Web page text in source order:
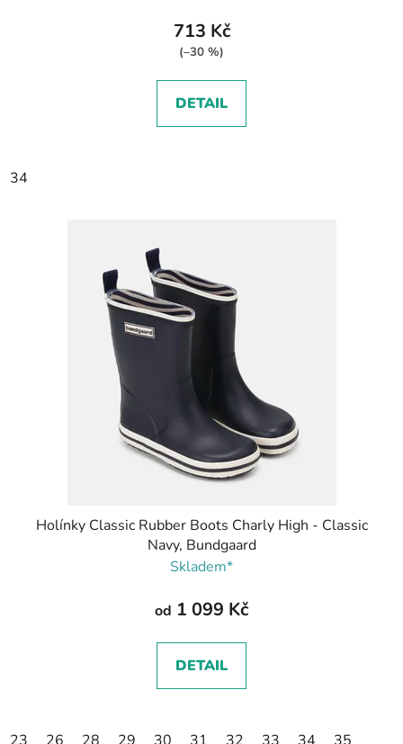
713 Kč
(–30 %)
DETAIL
34
Holínky Classic Rubber Boots Charly High - Classic
Navy, Bundgaard
Skladem*
od 1 099 Kč
DETAIL